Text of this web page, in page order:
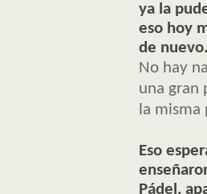
ya la
eso hoy
de
No hay
una gran
la misma
Eso
Pádel,